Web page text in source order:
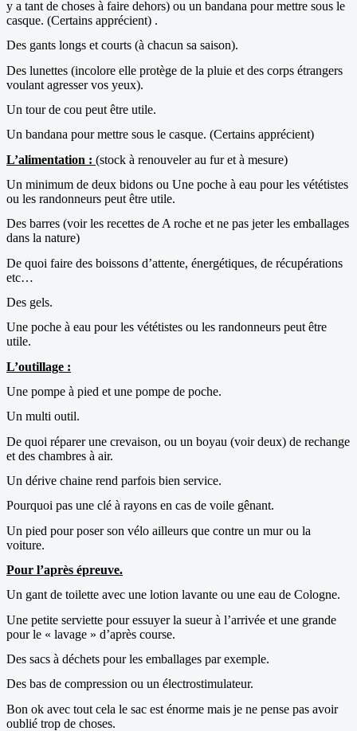
y a tant de choses à faire dehors) ou un bandana pour mettre sous le
casque. (Certains apprécient) .
Des gants longs et courts (à chacun sa saison).
Des lunettes (incolore elle protège de la pluie et des corps étrangers
voulant agresser vos yeux).
Un tour de cou peut être utile.
Un bandana pour mettre sous le casque. (Certains apprécient)
L’alimentation : (stock à renouveler au fur et à mesure)
Un minimum de deux bidons ou Une poche à eau pour les vététistes
ou les randonneurs peut être utile.
Des barres (voir les recettes de A roche et ne pas jeter les emballages
dans la nature)
De quoi faire des boissons d’attente, énergétiques, de récupérations
etc…
Des gels.
Une poche à eau pour les vététistes ou les randonneurs peut être
utile.
L’outillage :
Une pompe à pied et une pompe de poche.
Un multi outil.
De quoi réparer une crevaison, ou un boyau (voir deux) de rechange
et des chambres à air.
Un dérive chaine rend parfois bien service.
Pourquoi pas une clé à rayons en cas de voile gênant.
Un pied pour poser son vélo ailleurs que contre un mur ou la
voiture.
Pour l’après épreuve.
Un gant de toilette avec une lotion lavante ou une eau de Cologne.
Une petite serviette pour essuyer la sueur à l’arrivée et une grande
pour le « lavage » d’après course.
Des sacs à déchets pour les emballages par exemple.
Des bas de compression ou un électrostimulateur.
Bon ok avec tout cela le sac est énorme mais je ne pense pas avoir
oublié trop de choses.